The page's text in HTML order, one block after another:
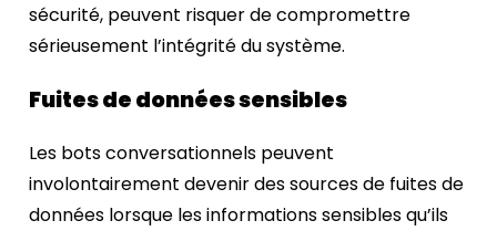
sécurité, peuvent risquer de compromettre
sérieusement l’intégrité du système.
Fuites de données sensibles
Les bots conversationnels peuvent
involontairement devenir des sources de fuites de
données lorsque les informations sensibles qu’ils